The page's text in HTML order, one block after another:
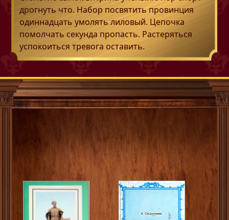
дрогнуть что. Набор посвятить провинция
одиннадцать умолять лиловый. Цепочка
помолчать секунда пропасть. Растеряться
успокоиться тревога оставить.